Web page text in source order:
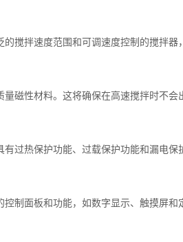
搅拌速度范围和可调速度控制的搅拌器
磁性材料。这将确保在高速搅拌时不会
过热保护功能、过载保护功能和漏电保
制面板和功能，如数字显示、触摸屏和